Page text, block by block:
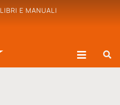
LIBRI E MANUALI